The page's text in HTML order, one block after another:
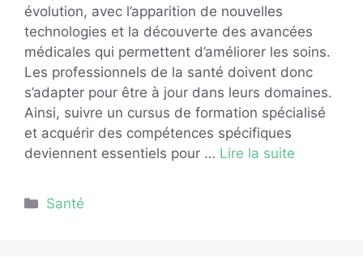
évolution, avec l’apparition de nouvelles
technologies et la découverte des avancées
médicales qui permettent d’améliorer les soins.
Les professionnels de la santé doivent donc
s’adapter pour être à jour dans leurs domaines.
Ainsi, suivre un cursus de formation spécialisé
et acquérir des compétences spécifiques
deviennent essentiels pour … Lire la suite
Catégories
Santé